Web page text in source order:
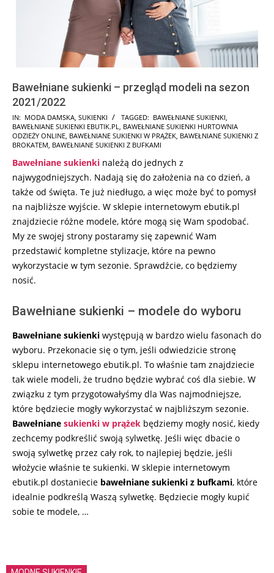
Bawełniane sukienki – przegląd modeli na sezon
2021/2022
2021-
12-
18
IN: MODA DAMSKA SUKIENKI TAGGED: BAWEŁNIANE SUKIENKI
BAWEŁNIANE SUKIENKI EBUTIK.PL
BAWEŁNIANE SUKIENKI HURTOWNIA
ODZIEŻY ONLINE BAWEŁNIANE SUKIENKI W PRĄŻEK BAWEŁNIANE SUKIENKI Z
BROKATEM BAWEŁNIANE SUKIENKI Z BUFKAMI
Bawełniane sukienki należą do jednych z
najwygodniejszych. Nadają się do założenia na co dzień, a
także od święta. Te już niedługo, a więc może być to pomysł
na najbliższe wyjście. W sklepie internetowym ebutik.pl
znajdziecie różne modele, które mogą się Wam spodobać.
My ze swojej strony postaramy się zapewnić Wam
przedstawić kompletne stylizacje, które na pewno
wykorzystacie w tym sezonie. Sprawdźcie, co będziemy
nosić.
Bawełniane sukienki – modele do wyboru
Bawełniane sukienki występują w bardzo wielu fasonach do
wyboru. Przekonacie się o tym, jeśli odwiedzicie stronę
sklepu internetowego ebutik.pl. To właśnie tam znajdziecie
tak wiele modeli, że trudno będzie wybrać coś dla siebie. W
związku z tym przygotowałyśmy dla Was najmodniejsze,
które będziecie mogły wykorzystać w najbliższym sezonie.
Bawełniane sukienki w prążek będziemy mogły nosić, kiedy
zechcemy podkreślić swoją sylwetkę. Jeśli więc dbacie o
swoją sylwetkę przez cały rok, to najlepiej będzie, jeśli
włożycie właśnie te sukienki. W sklepie internetowym
ebutik.pl dostaniecie bawełniane sukienki z bufkami, które
idealnie podkreślą Waszą sylwetkę. Będziecie mogły kupić
sobie te modele, …